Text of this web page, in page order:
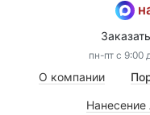
пн-пт с 9:00
О компании
Нанесение